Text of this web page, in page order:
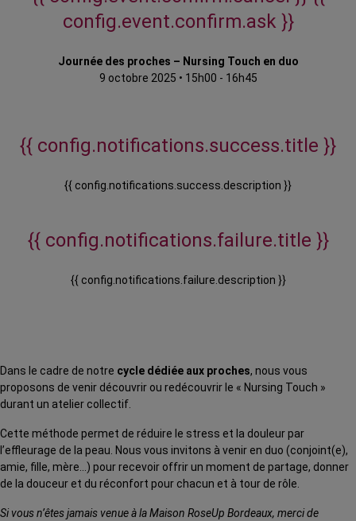
config.event.confirm.ask }}
Journée des proches – Nursing Touch en duo
9 octobre 2025 • 15h00 - 16h45
{{ config.notifications.success.title }}
{{ config.notifications.success.description }}
{{ config.notifications.failure.title }}
{{ config.notifications.failure.description }}
Dans le cadre de notre cycle dédiée aux proches, nous vous
proposons de venir découvrir ou redécouvrir le « Nursing Touch »
durant un atelier collectif.
Cette méthode permet de réduire le stress et la douleur par
l’effleurage de la peau. Nous vous invitons à venir en duo (conjoint(e),
amie, fille, mère…) pour recevoir offrir un moment de partage, donner
de la douceur et du réconfort pour chacun et à tour de rôle.
Si vous n’êtes jamais venue à la Maison RoseUp Bordeaux, merci de